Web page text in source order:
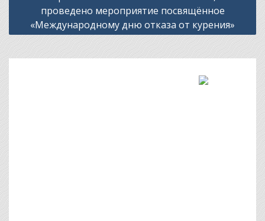
проведено мероприятие посвящённое
«Международному дню отказа от курения»